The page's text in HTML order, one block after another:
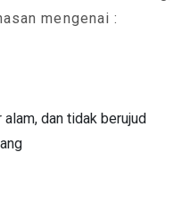
mengenai :
dan tidak berujud